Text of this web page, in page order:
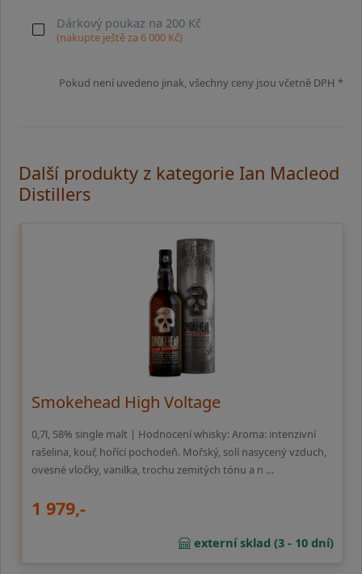
Dárkový poukaz na 200 Kč
(nakupte ještě za 6 000Kč)
Pokud není uvedeno jinak, všechny ceny jsou včetně DPH *
Další produkty z kategorie Ian Macleod
Distillers
Smokehead High Voltage
0,7l, 58% single malt | Hodnocení whisky: Aroma: intenzivní
rašelina, kouř, hořící pochodeň. Mořský, solí nasycený vzduch,
ovesné vločky, vanilka, trochu zemitých tónu a n …
1 979,-
externí sklad (3 - 10 dní)